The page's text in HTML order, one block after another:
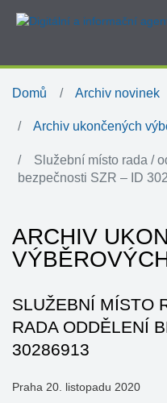
Domů Archiv novinek
Archiv ukončených
Služební místo rada /
bezpečnosti SZR – ID
ARCHIV
SLUŽEBNÍ MÍSTO
RADA ODDĚLENÍ
30286913
Praha 20. listopadu 2020